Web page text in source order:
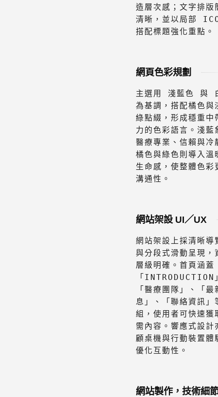
造層次感；文字排版
清晰，並以局部
搭配標題強化重點。
網頁色彩規劃
主選用 淺藍色 與
為基調，搭配橘色與
綠點綴，形成穩重中
力的色彩語言。淺藍
醫療專業、信賴與冷
橘色與綠色則導入溫
生命感，使整體色彩
溝通性。
網站架設 UI／UX
網站架設上採清晰導
與分段式滑動呈現，
層級明確。首頁涵蓋
「INTRODUCTION
「醫療團隊」、「最
息」、「聯絡資訊」
組，使用者可快速獲
需內容。響應式設計
顧桌機與行動裝置體
優化互動性。
網站製作，技術細